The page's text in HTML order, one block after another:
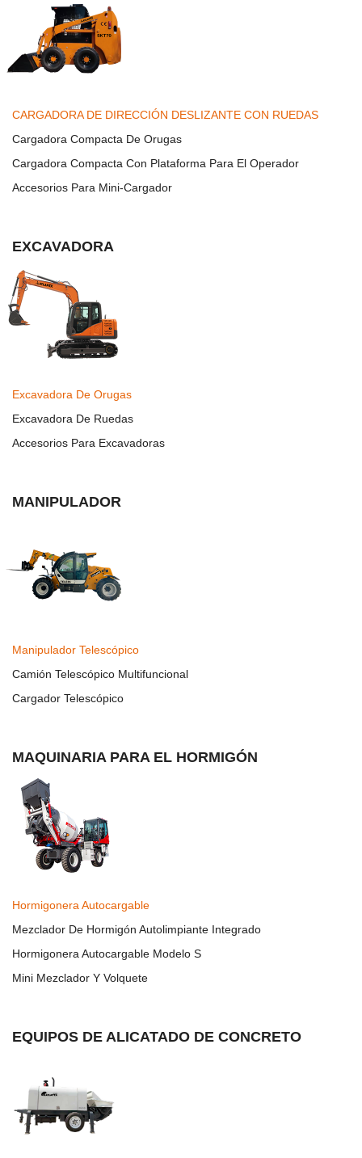
CARGADORA DE DIRECCIÓN DESLIZANTE CON RUEDAS
Cargadora Compacta De Orugas
Cargadora Compacta Con Plataforma Para El Operador
Accesorios Para Mini-Cargador
EXCAVADORA
Excavadora De Orugas
Excavadora De Ruedas
Accesorios Para Excavadoras
MANIPULADOR
Manipulador Telescópico
Camión Telescópico Multifuncional
Cargador Telescópico
MAQUINARIA PARA EL HORMIGÓN
Hormigonera Autocargable
Mezclador De Hormigón Autolimpiante Integrado
Hormigonera Autocargable Modelo S
Mini Mezclador Y Volquete
EQUIPOS DE ALICATADO DE CONCRETO